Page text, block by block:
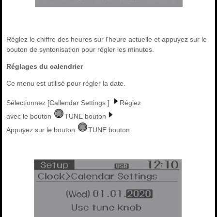
Réglez le chiffre des heures sur l'heure actuelle et appuyez sur le
bouton de syntonisation pour régler les minutes.
Réglages du calendrier
Ce menu est utilisé pour régler la date.
Sélectionnez [Callendar Settings ]
Réglez
avec le bouton
TUNE bouton
Appuyez sur le bouton
TUNE bouton